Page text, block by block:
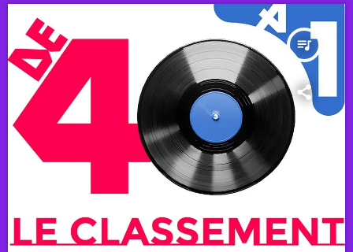
queue_music